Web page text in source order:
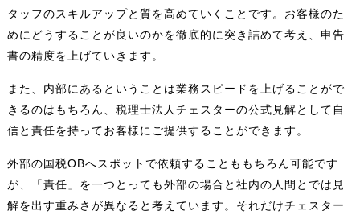
タッフのスキルアップと質を高めていくことです。お客様のた
めにどうすることが良いのかを徹底的に突き詰めて考え、申告
書の精度を上げていきます。
また、内部にあるということは業務スピードを上げることがで
きるのはもちろん、税理士法人チェスターの公式見解として自
信と責任を持ってお客様にご提供することができます。
外部の国税OBへスポットで依頼することももちろん可能です
が、「責任」を一つとっても外部の場合と社内の人間とでは見
解を出す重みさが異なると考えています。それだけチェスター